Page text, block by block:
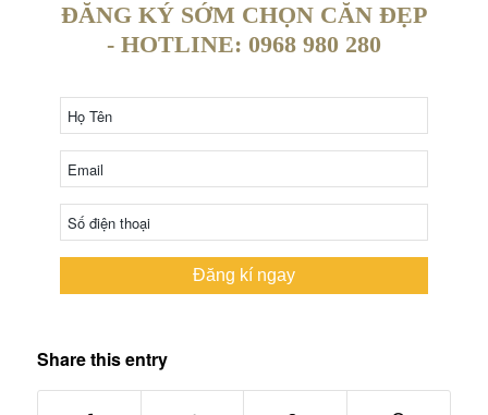
ĐĂNG KÝ SỚM CHỌN CĂN ĐẸP
- HOTLINE: 0968 980 280
Đăng kí ngay
Share this entry